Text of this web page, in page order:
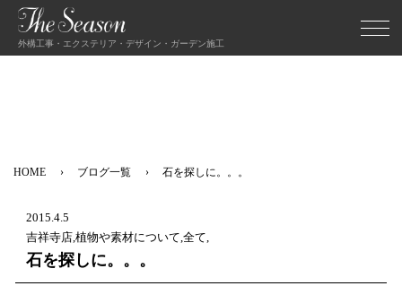
外構工事・エクステリア・デザイン・ガーデン施工
HOME ブログ一覧 石を探しに。。。
2015.4.5
吉祥寺店,植物や素材について,全て,
石を探しに。。。